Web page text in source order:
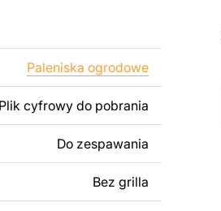
zarówno do
plików jest
dodanie tekstu,
modyfikacji według
metalowego
Paleniska ogrodowe
Plik cyfrowy do pobrania
Do zespawania
Bez grilla